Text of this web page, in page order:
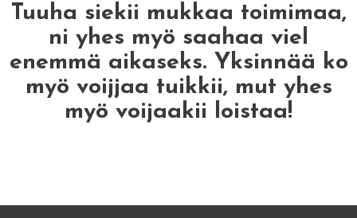
Tuuha siekii mukkaa toimimaa,
ni yhes myö saahaa viel
enemmä aikaseks. Yksinnää ko
myö voijjaa tuikkii, mut yhes
myö voijaakii loistaa!